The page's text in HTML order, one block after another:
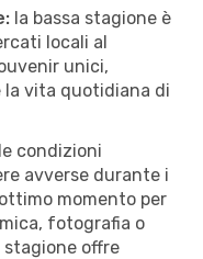
la bassa stagione è
locali al
unici,
la vita quotidiana di
condizioni
avverse durante i
momento per
fotografia o
stagione offre